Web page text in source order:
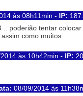
às 08h11min - IP:
.. poderião tentar
como muitos
às 10h42min - IP:
08/09/2014 às